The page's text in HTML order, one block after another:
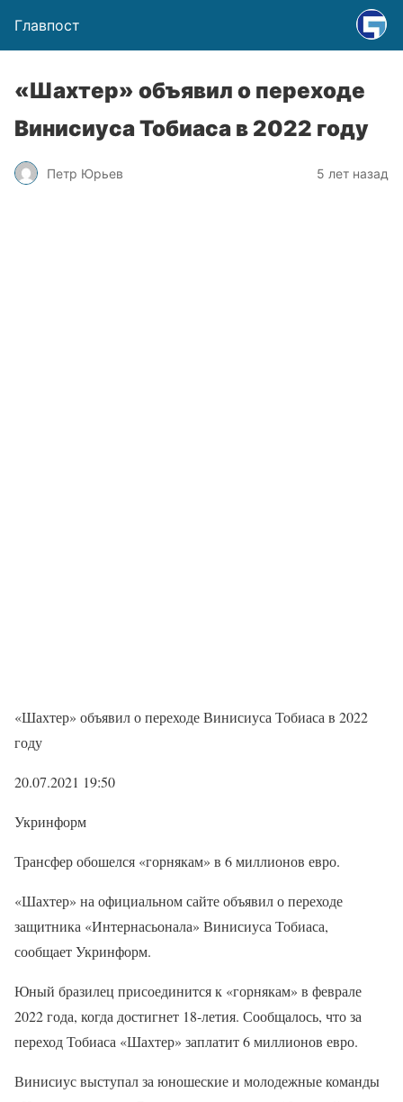
Главпост
«Шахтер» объявил о переходе
Винисиуса Тобиаса в 2022 году
Петр Юрьев 5 лет назад
«Шахтер» объявил о переходе Винисиуса Тобиаса в 2022
году
20.07.2021 19:50
Укринформ
Трансфер обошелся «горнякам» в 6 миллионов евро.
«Шахтер» на официальном сайте объявил о переходе
защитника «Интернасьонала» Винисиуса Тобиаса,
сообщает Укринформ.
Юный бразилец присоединится к «горнякам» в феврале
2022 года, когда достигнет 18-летия. Сообщалось, что за
переход Тобиаса «Шахтер» заплатит 6 миллионов евро.
Винисиус выступал за юношеские и молодежные команды